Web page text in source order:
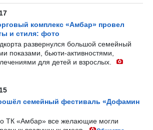
комплекс «Амбар» провел
и стиля: фото
развернулся большой семейный
показами, бьюти-активностями,
для детей и взрослых.
семейный фестиваль «Дофамин
ТК «Амбар» все желающие могли